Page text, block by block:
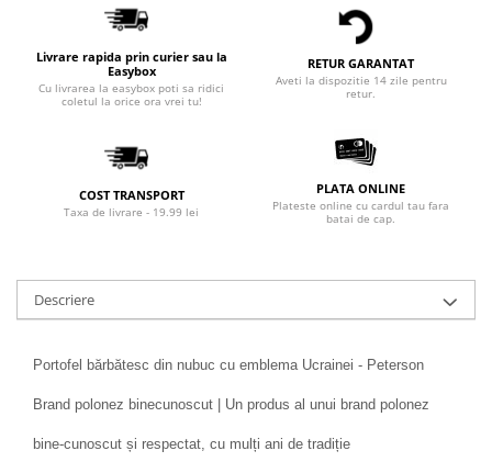
Livrare rapida prin curier sau la
Easybox
Cu livrarea la easybox poti sa ridici
coletul la orice ora vrei tu!
RETUR GARANTAT
Aveti la dispozitie 14 zile pentru
retur.
COST TRANSPORT
Taxa de livrare - 19.99 lei
PLATA ONLINE
Plateste online cu cardul tau fara
batai de cap.
Descriere
Portofel bărbătesc din nubuc cu emblema Ucrainei - Peterson
Brand polonez binecunoscut | Un produs al unui brand polonez
bine-cunoscut și respectat, cu mulți ani de tradiție